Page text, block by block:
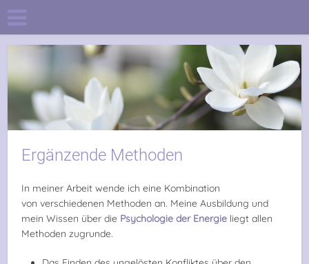
Ergänzende Methoden
In meiner Arbeit wende ich eine Kombination
von verschiedenen Methoden an. Meine Ausbildung und
mein Wissen über die Psychologie der Energie liegt allen
Methoden zugrunde.